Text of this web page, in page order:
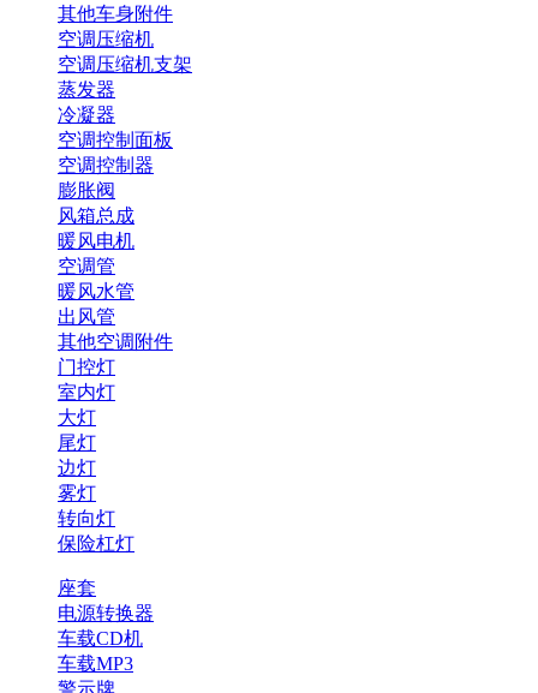
其他车身附件
空调压缩机
空调压缩机支架
蒸发器
冷凝器
空调控制面板
空调控制器
膨胀阀
风箱总成
暖风电机
空调管
暖风水管
出风管
其他空调附件
门控灯
室内灯
大灯
尾灯
边灯
雾灯
转向灯
保险杠灯
座套
电源转换器
车载CD机
车载MP3
警示牌